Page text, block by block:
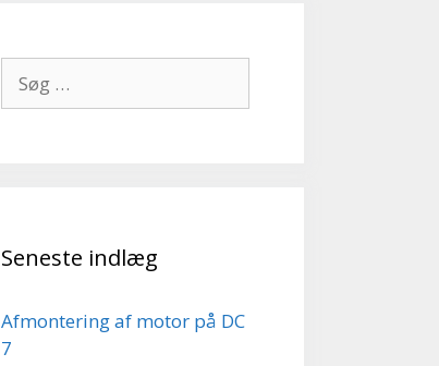
efter:
Seneste indlæg
Afmontering af motor på DC
7